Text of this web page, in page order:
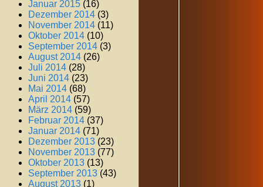
Januar 2015 (16)
Dezember 2014 (3)
November 2014 (11)
Oktober 2014 (10)
September 2014 (3)
August 2014 (26)
Juli 2014 (28)
Juni 2014 (23)
Mai 2014 (68)
April 2014 (57)
März 2014 (59)
Februar 2014 (37)
Januar 2014 (71)
Dezember 2013 (23)
November 2013 (77)
Oktober 2013 (13)
September 2013 (43)
August 2013 (1)